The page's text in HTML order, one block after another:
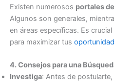
Existen numerosos portales
Algunos son generales,
en áreas específicas. Es
para maximizar tus oportunidad
4. Consejos para una
Investiga: Antes de